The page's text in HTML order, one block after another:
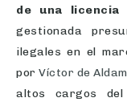
de una licencia
gestionada
ilegales en el
porVíctor de
altos cargos del